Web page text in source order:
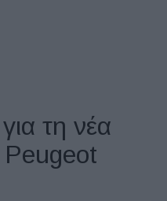
τη νέα
Peugeot